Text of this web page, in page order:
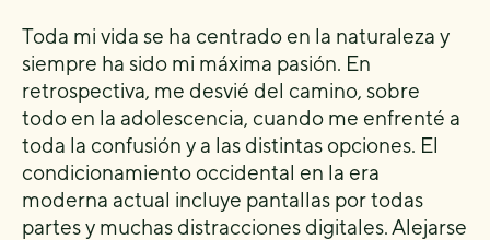
Toda mi vida se ha centrado en la naturaleza y
siempre ha sido mi máxima pasión. En
retrospectiva, me desvié del camino, sobre
todo en la adolescencia, cuando me enfrenté a
toda la confusión y a las distintas opciones. El
condicionamiento occidental en la era
moderna actual incluye pantallas por todas
partes y muchas distracciones digitales. Alejarse